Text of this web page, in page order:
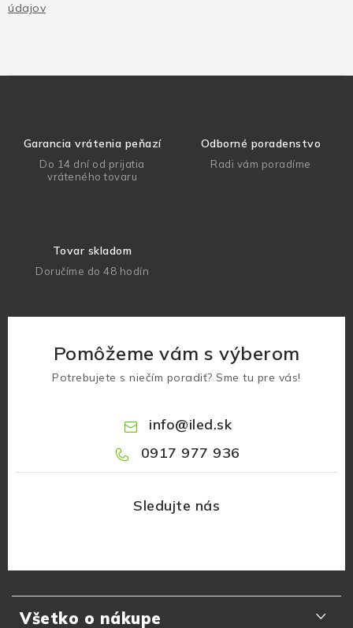
údajov
Garancia vrátenia peňazí
Do 14 dní od prijatia
vráteného tovaru
Odborné poradenstvo
Radi vám poradíme
Tovar skladom
Doručíme do 48 hodín
Pomôžeme vám s výberom
Potrebujete s niečím poradiť? Sme tu pre vás!
info@iled.sk
0917 977 936
Všetko o nákupe